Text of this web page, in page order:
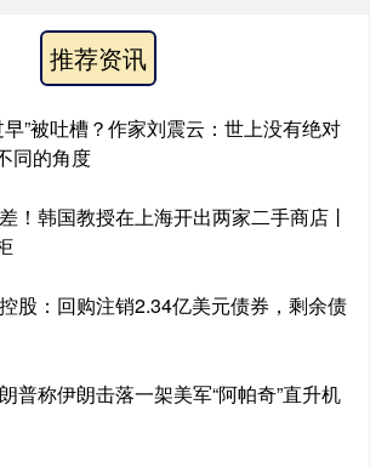
推荐资讯
”被吐槽？作家刘震云：世上没有绝对
同的角度
！韩国教授在上海开出两家二手商店丨
股：回购注销2.34亿美元债券，剩余债
普称伊朗击落一架美军“阿帕奇”直升机